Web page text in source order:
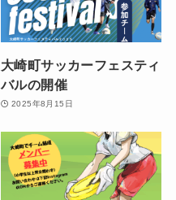
大崎町サッカーフェスティ
バルの開催
2025年8月15日